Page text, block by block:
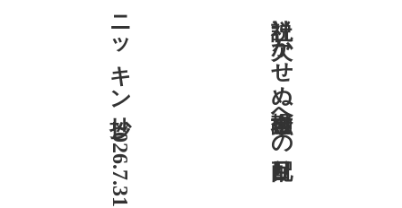
ニッキン抄 2026.7.31 社説 欠かせぬ金融市場への目配り